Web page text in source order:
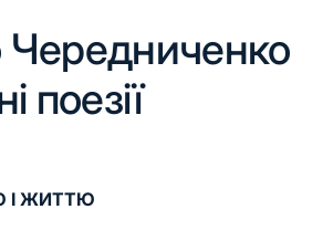
поезії
І ЖИТТЮ